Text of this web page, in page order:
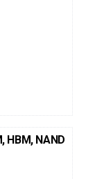
HBM, NAND